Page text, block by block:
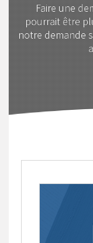
Faire une
pourrait être
notre demande